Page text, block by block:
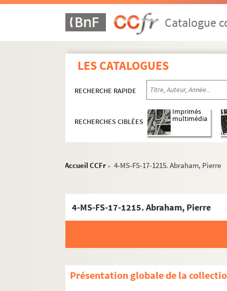
Catalogue
LES CATALOGUES
RECHERCHE RAPIDE
RECHERCHES CIBLÉES
Imprimés
multimédia
Accueil CCFr > 4-MS-FS-17-1215. Abraham, Pierre
4-MS-FS-17-1215. Abraham, Pierre
Présentation globale de la